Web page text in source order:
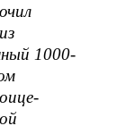
1000-